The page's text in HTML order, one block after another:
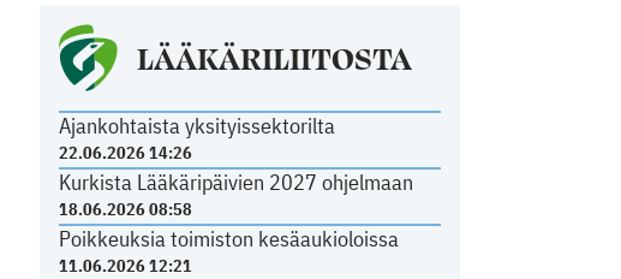
LÄÄKÄRILIITOSTA
Ajankohtaista yksityissektorilta
22.06.2026 14:26
Kurkista Lääkäripäivien 2027 ohjelmaan
18.06.2026 08:58
Poikkeuksia toimiston kesäaukioloissa
11.06.2026 12:21